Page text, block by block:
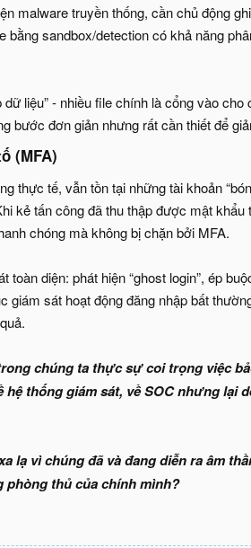
malware truyền thống, cần chủ động
bằng sandbox/detection có khả năng
liệu” - nhiều file chính là cổng vào
bước đơn giản nhưng rất cần thiết để
(MFA)​
thực tế, vẫn tồn tại những tài khoản
kẻ tấn công đã thu thập được mật
chóng mà không bị chặn bởi MFA.
diện: phát hiện “ghost login”, ép
giám sát hoạt động đăng nhập bất
chúng ta thực sự coi trọng việc
thống giám sát, về SOC nhưng lại
lạ vì chúng đã và đang diễn ra âm
thủ của chính mình?